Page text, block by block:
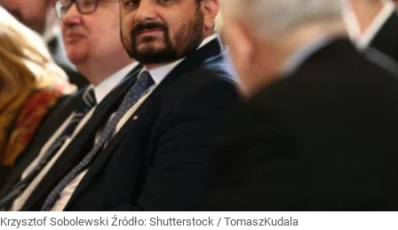
Krzysztof Sobolewski Źródło: Shutterstock / TomaszKudala